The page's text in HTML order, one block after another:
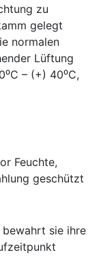
zu
gelegt
normalen
Lüftung
– (+) 40⁰C,
Feuchte,
geschützt
bewahrt sie ihre